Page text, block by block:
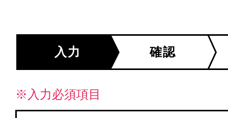
入力 確認
※入力必須項目